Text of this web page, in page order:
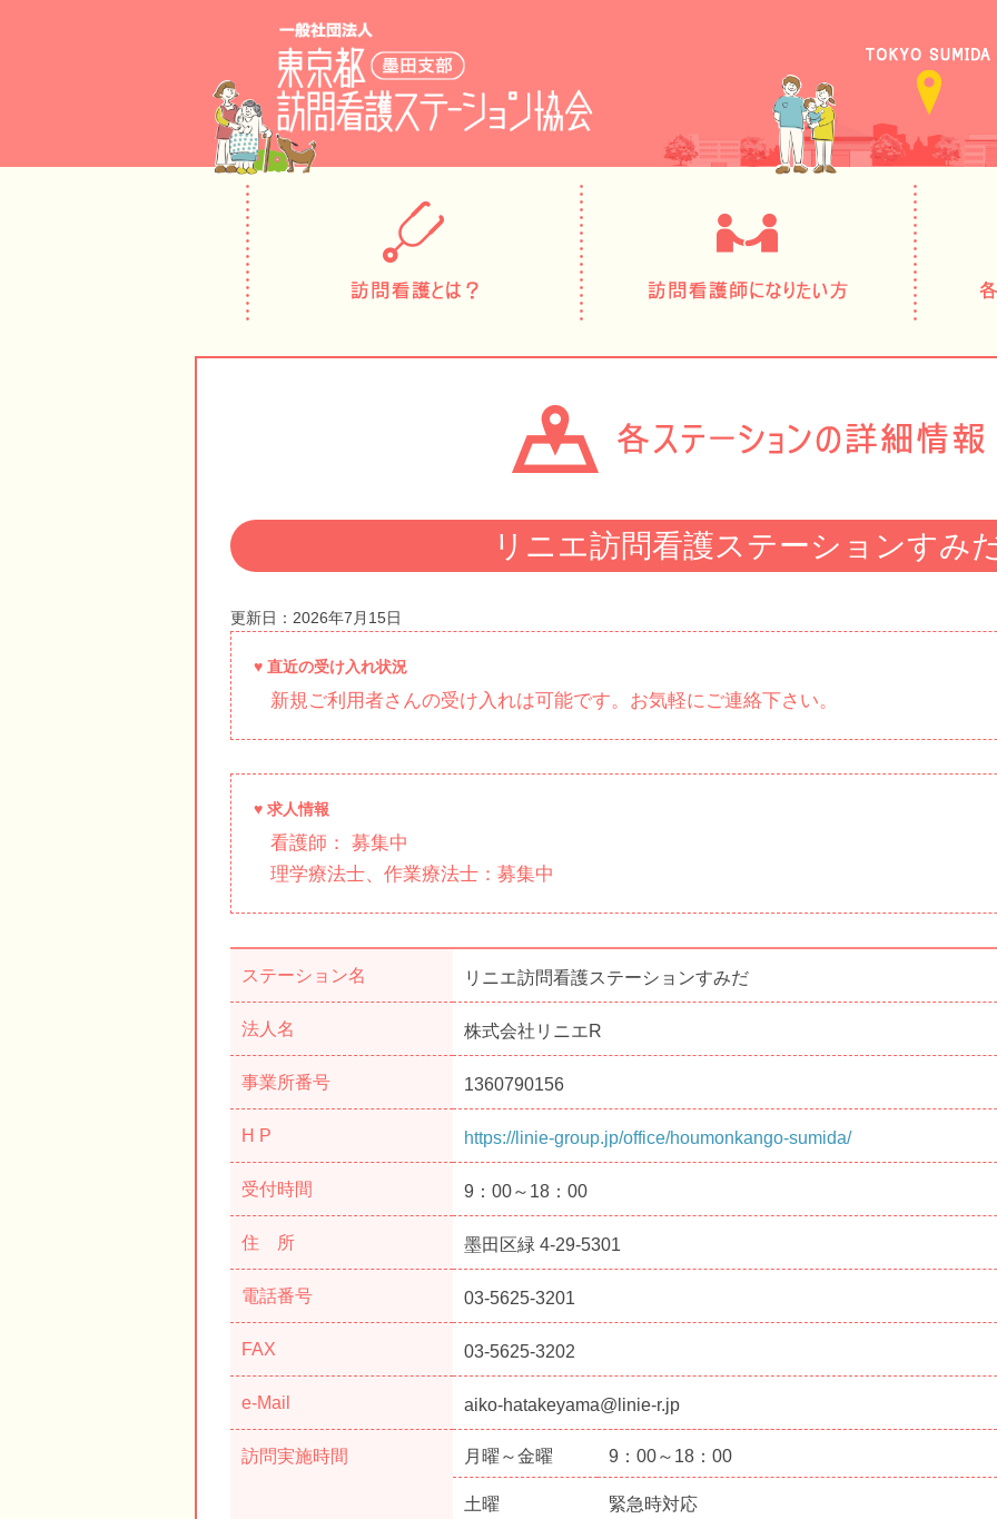
リニエ訪問看護ステーションすみ
更新日：2026年7月15日
♥ 直近の受け入れ状況
新規ご利用者さんの受け入れは可能です。お気軽にご連絡下さい。
♥ 求人情報
看護師： 募集中
理学療法士、作業療法士：募集中
ステーション名 リニエ訪問看護ステーションすみだ
法人名 株式会社リニエR
事業所番号 1360790156
H P https://linie-group.jp/office/houmonkango-sumida/
受付時間 9：00～18：00
住 所 墨田区緑 4-29-5301
電話番号 03-5625-3201
FAX 03-5625-3202
e-Mail aiko-hatakeyama@linie-r.jp
訪問実施時間 月曜～金曜 9：00～18：00
土曜 緊急時対応